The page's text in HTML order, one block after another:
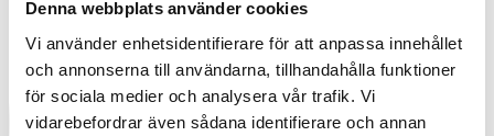
Denna webbplats använder cookies
Vi använder enhetsidentifierare för att anpassa innehållet
och annonserna till användarna, tillhandahålla funktioner
för sociala medier och analysera vår trafik. Vi
vidarebefordrar även sådana identifierare och annan